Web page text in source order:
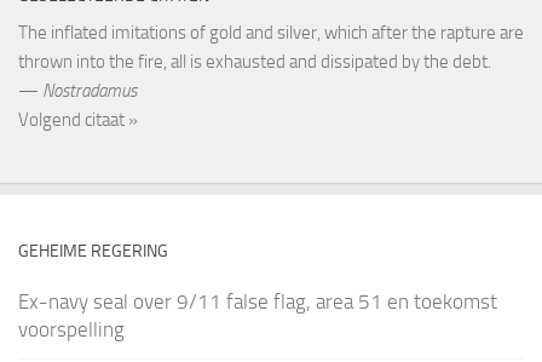
The inflated imitations of gold and silver, which after the rapture are
thrown into the fire, all is exhausted and dissipated by the debt.
— Nostradamus
Volgend citaat »
GEHEIME REGERING
Ex-navy seal over 9/11 false flag, area 51 en toekomst
voorspelling